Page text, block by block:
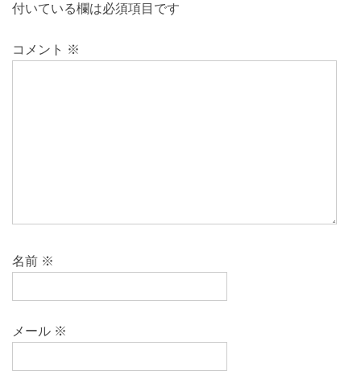
付いている欄は必須項目です
コメント ※
名前 ※
メール ※